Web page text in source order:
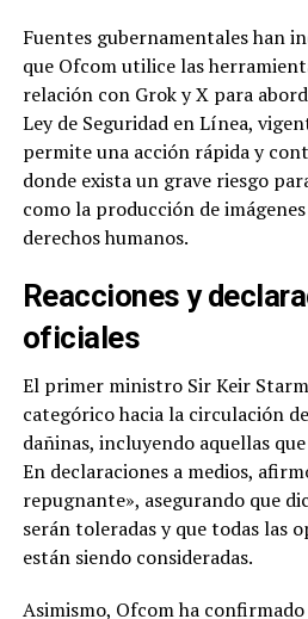
Fuentes gubernamentales han
que Ofcom utilice las
relación con Grok y X para
Ley de Seguridad en Línea,
permite una acción rápida y
donde exista un grave riesgo
como la producción de
derechos humanos.
Reacciones y
oficiales
El primer ministro Sir Keir
categórico hacia la circulación
dañinas, incluyendo aquellas
En declaraciones a medios,
repugnante», asegurando que
serán toleradas y que todas las
están siendo consideradas.
Asimismo, Ofcom ha